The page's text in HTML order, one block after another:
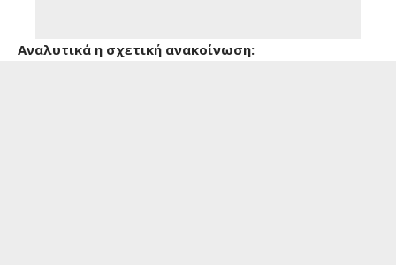
Αναλυτικά η σχετική ανακοίνωση: